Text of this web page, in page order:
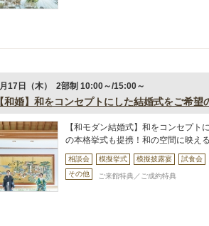
17日（木） 2部制 10:00～/15:00～
【和婚】和をコンセプトにした結婚式をご希望
【和モダン結婚式】和をコンセプ
の本格挙式も提携！和の空間に映え
相談会 模擬挙式 模擬披露宴
試食会
その他
ご来館特典／ご成約特典